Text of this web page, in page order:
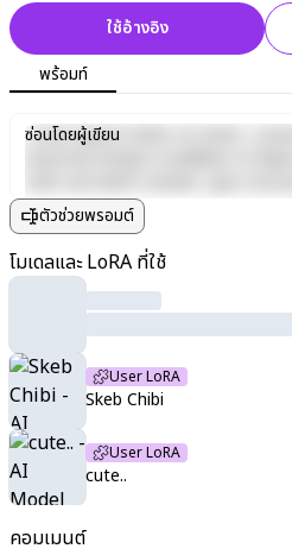
คอมเมนต์
ใช้อ้างอิง
พร้อมท์
Lorem ipsum dolor sit amet,
laboris nisi ut aliquip ex ea
dolor in reprehenderit in voluptate
fugiat nulla pariatur. Excepteur
proident, sunt in culpa qui officia
ซ่อนโดยผู้เขียน
ตัวช่วยพรอมต์
โมเดลและ LoRA ที่ใช้
User LoRA
Skeb Chibi
User LoRA
cute..